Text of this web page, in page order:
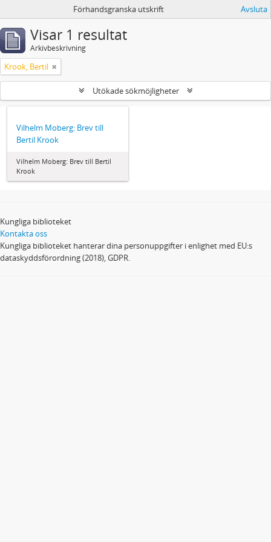
Förhandsgranska utskrift Avsluta
Visar 1 resultat
Arkivbeskrivning
Krook, Bertil
Utökade sökmöjligheter
Vilhelm Moberg: Brev till
Bertil Krook
Vilhelm Moberg: Brev till Bertil
Krook
Kungliga biblioteket
Kontakta oss
Kungliga biblioteket hanterar dina personuppgifter i enlighet med EU:s
dataskyddsförordning (2018), GDPR.